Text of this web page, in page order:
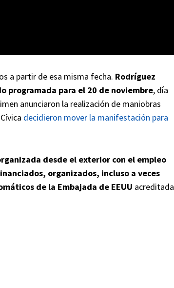
a partir de esa misma fecha. Rodríguez
programada para el 20 de noviembre, día
anunciaron la realización de maniobras
decidieron mover la manifestación para
desde el exterior con el empleo
organizados, incluso a veces
de la Embajada de EEUU acreditada